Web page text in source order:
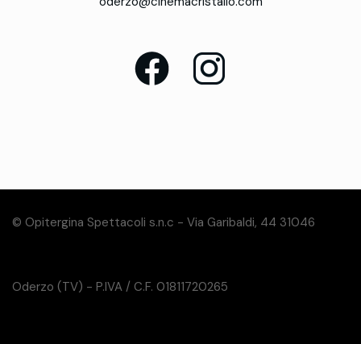
© Opitergina Spettacoli s.n.c - Via Garibaldi, 44 31046
Oderzo (TV) - P.IVA / C.F. 01811720265